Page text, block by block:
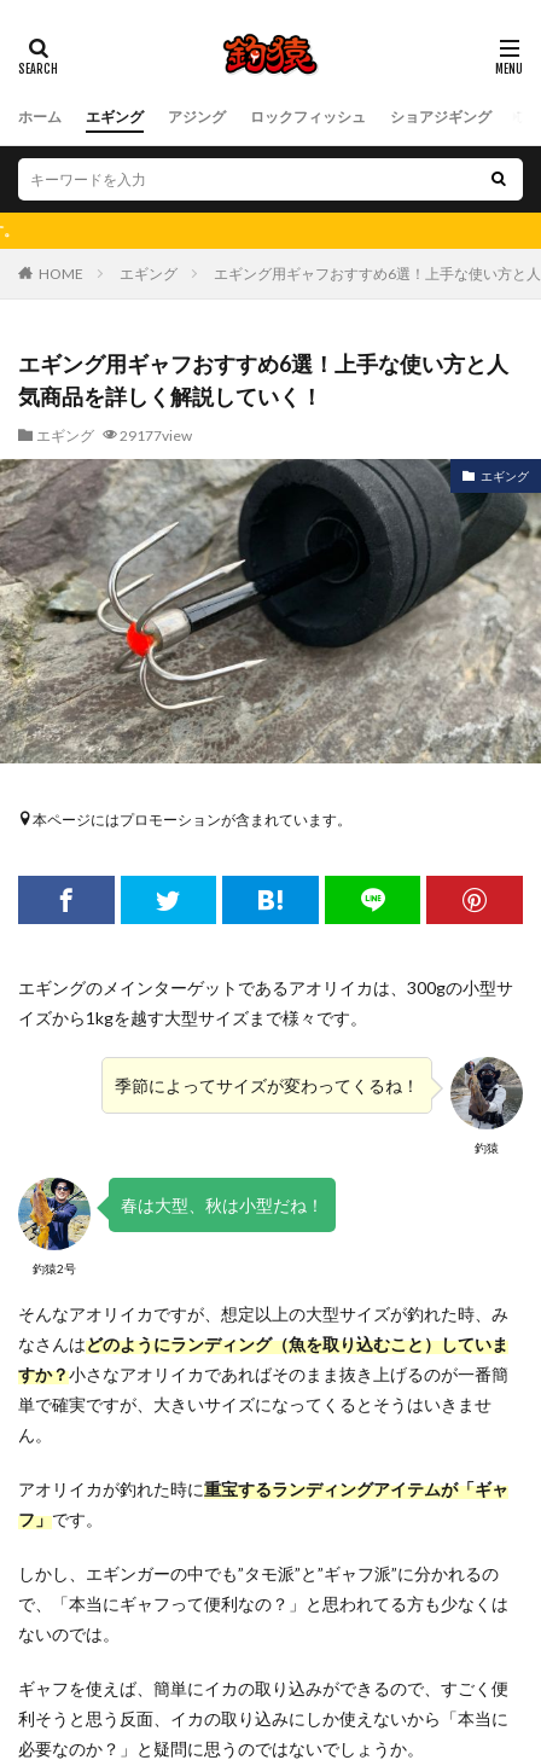
ホーム エギング アジング ロックフィッシュ ショアジギング フ
HOME エギング エギング用ギャフおすすめ6選！上手な使い方と
エギング用ギャフおすすめ6選！上手な使い方と人
気商品を詳しく解説していく！
エギング 29177view
エギング
本ページにはプロモーションが含まれています。
エギングのメインターゲットであるアオリイカは、300gの小型サ
イズから1kgを越す大型サイズまで様々です。
釣猿
季節によってサイズが変わってくるね！
釣猿2号
春は大型、秋は小型だね！
そんなアオリイカですが、想定以上の大型サイズが釣れた時、み
なさんはどのようにランディング（魚を取り込むこと）していま
すか？小さなアオリイカであればそのまま抜き上げるのが一番簡
単で確実ですが、大きいサイズになってくるとそうはいきませ
ん。
アオリイカが釣れた時に重宝するランディングアイテムが「ギャ
フ」です。
しかし、エギンガーの中でも”タモ派”と”ギャフ派”に分かれるの
で、「本当にギャフって便利なの？」と思われてる方も少なくは
ないのでは。
ギャフを使えば、簡単にイカの取り込みができるので、すごく便
利そうと思う反面、イカの取り込みにしか使えないから「本当に
必要なのか？」と疑問に思うのではないでしょうか。